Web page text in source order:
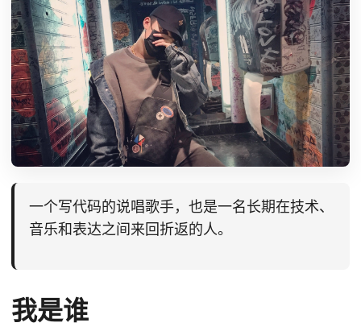
一个写代码的说唱歌手，也是一名长期在技术、
音乐和表达之间来回折返的人。
我是谁